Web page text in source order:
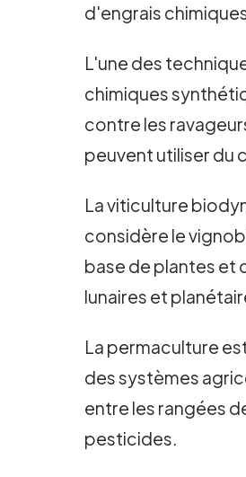
d'engrais
L'une des
chimiques
contre les
peuvent utiliser du
La viticulture
considère le
base de plantes et
lunaires et
La permaculture
des systèmes
entre les rangées
pesticides.